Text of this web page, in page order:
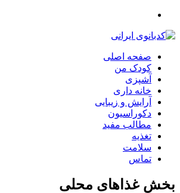
صفحه اصلی
کودک من
آشپزی
خانه داری
آرایش و زیبایی
دکوراسیون
مطالب مفید
تغذیه
سلامت
تماس
بخش غذاهای محلی